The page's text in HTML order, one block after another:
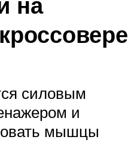
силовым
и
мышцы